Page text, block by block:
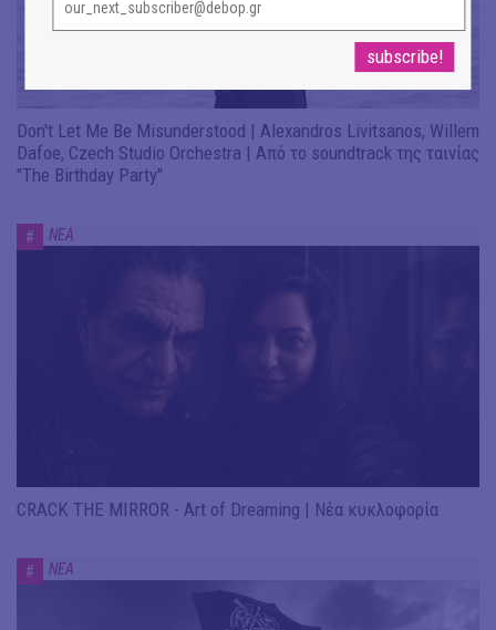
Don't Let Me Be Misunderstood | Alexandros Livitsanos, Willem
Dafoe, Czech Studio Orchestra | Από το soundtrack της ταινίας
"The Birthday Party"
# ΝΕΑ
CRACK THE MIRROR - Art of Dreaming | Νέα κυκλοφορία
# ΝΕΑ